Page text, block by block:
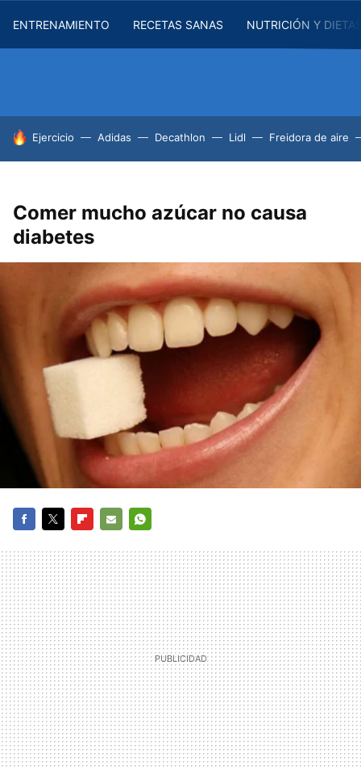
ENTRENAMIENTO RECETAS SANAS NUTRICIÓN Y
HOY SE HABLA DE
Ejercicio Adidas Decathlon Lidl Freidora de aire
Comer mucho azúcar no causa
diabetes
MAIL